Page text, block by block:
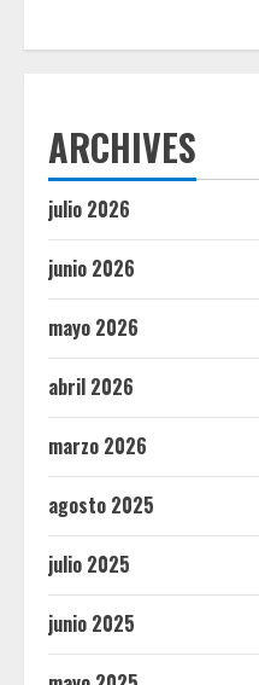
ARCHIVES
julio 2026
junio 2026
mayo 2026
abril 2026
marzo 2026
agosto 2025
julio 2025
junio 2025